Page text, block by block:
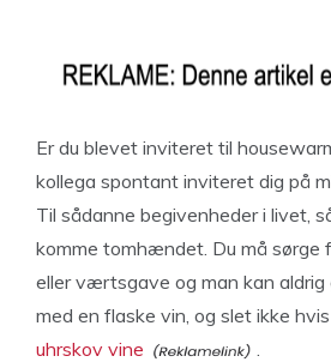
Er du blevet inviteret til
kollega spontant inviteret dig på
Til sådanne begivenheder i livet,
komme tomhændet. Du må
eller værtsgave og man kan aldrig
med en flaske vin, og slet ikke
uhrskov vine
.